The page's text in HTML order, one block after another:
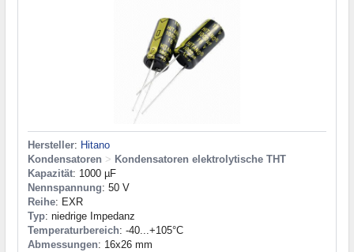
Hersteller: Hitano
Kondensatoren > Kondensatoren elektrolytische THT
Kapazität: 1000 µF
Nennspannung: 50 V
Reihe: EXR
Typ: niedrige Impedanz
Temperaturbereich: -40...+105°C
Abmessungen: 16x26 mm